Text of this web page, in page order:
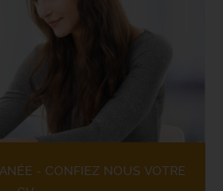
- CONFIEZ NOUS VOTRE